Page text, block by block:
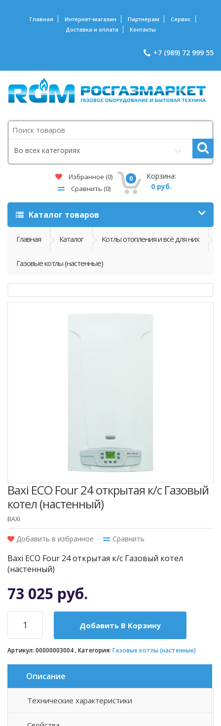
Главная Интернет-магазин Партнерам
Сервис
Доставка и оплата
Контакты
+7 (989) 72 999 55
Поиск
Во всех категориях
Избранное (0)
Сравнить (0)
0
Корзина:
0 руб.
Каталог товаров
Главная Каталог Котлы отопления и всё для них
Газовые котлы (настенные)
Baxi ECO Four 24 открытая к/с Газовый
котел (настенный)
BAXI
Добавить в избранное Сравнить
Baxi ECO Four 24 открытая к/с Газовый котел
(настенный)
73 025 руб.
Добавить В Корзину
Артикул: 00000003004 Категория: Газовые котлы (настенные)
Описание
Технические характеристики
Описание товара